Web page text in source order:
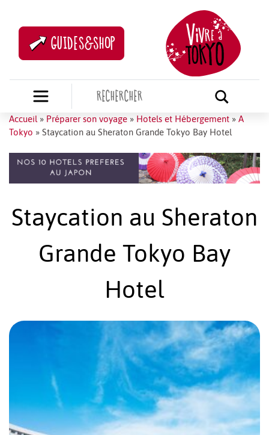
GUIDES&SHOP
Accueil » Préparer son voyage » Hotels et Hébergement » A
Tokyo » Staycation au Sheraton Grande Tokyo Bay Hotel
Staycation au Sheraton
Grande Tokyo Bay
Hotel